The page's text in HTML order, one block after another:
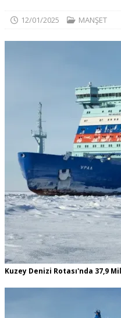
[ 06/08/
[ 06/
[ 06/
[ 06/
[ 06/
[ 06/
[ 06/
[ 06/
[ 01/
12/01/2025 MANŞET
Kuzey Denizi Rotası'nda 37,9